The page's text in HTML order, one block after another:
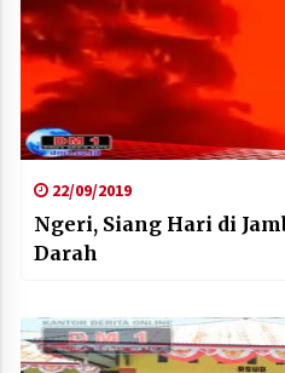
22/09/2019
Ngeri, Siang Hari di
Darah